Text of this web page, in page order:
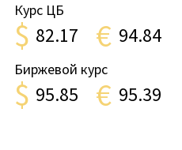
Курс ЦБ
$ 82.17 € 94.84
Биржевой курс
$ 95.85 € 95.39